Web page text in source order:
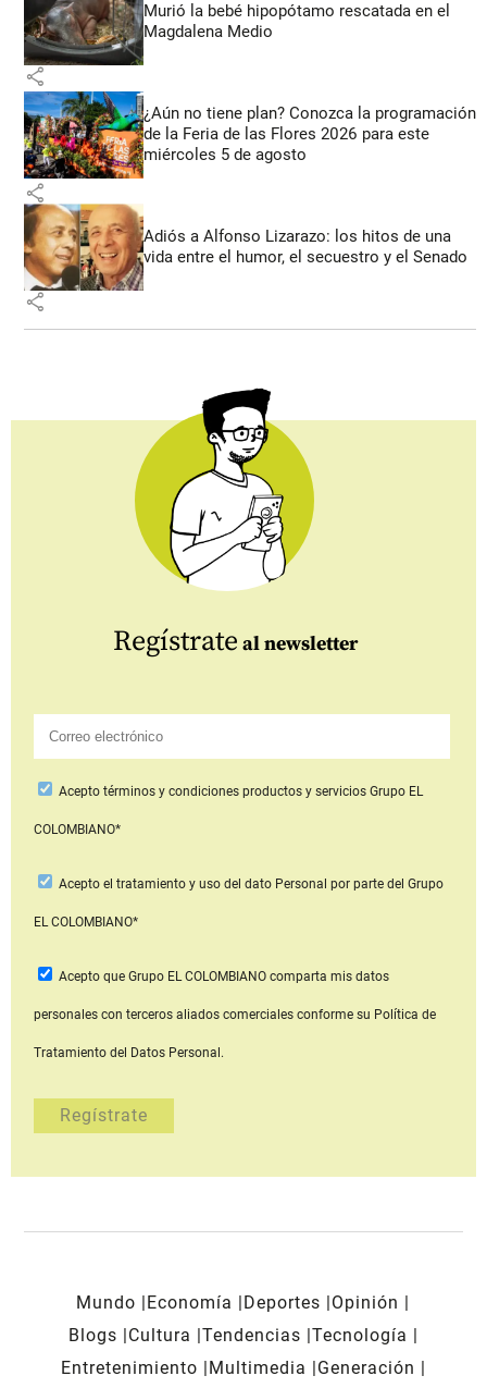
Murió la bebé hipopótamo rescatada en el
Magdalena Medio
share
¿Aún no tiene plan? Conozca la programación
de la Feria de las Flores 2026 para este
miércoles 5 de agosto
share
Adiós a Alfonso Lizarazo: los hitos de una
vida entre el humor, el secuestro y el Senado
share
Regístrate al newsletter
Aceptotérminos y condiciones productos y serviciosGrupo EL
COLOMBIANO*
Acepto el tratamiento y uso del dato Personal por parte del Grupo
EL COLOMBIANO*
Acepto que Grupo EL COLOMBIANOcomparta mis datos
personales con terceros aliados comerciales conforme su Política de
Tratamiento del Datos Personal.
Mundo Economía Deportes
Opinión
Blogs
Cultura Tendencias Tecnología
Entretenimiento
Multimedia
Generación